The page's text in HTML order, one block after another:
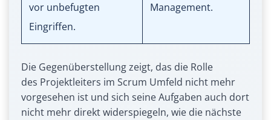
vor unbefugten
Eingriffen.
Management.
Die Gegenüberstellung zeigt, das die Rolle
des Projektleiters im Scrum Umfeld nicht mehr
vorgesehen ist und sich seine Aufgaben auch dort
nicht mehr direkt widerspiegeln, wie die nächste